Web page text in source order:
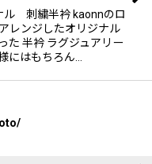
刺繍半衿 kaonnのロ
レンジしたオリジナル
た 半衿 ラグジュアリー
にはもちろん…